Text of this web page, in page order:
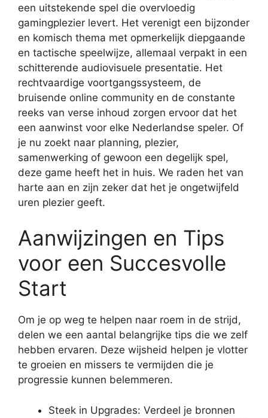
een uitstekende spel die overvloedig
gamingplezier levert. Het verenigt een bijzonder
en komisch thema met opmerkelijk diepgaande
en tactische speelwijze, allemaal verpakt in een
schitterende audiovisuele presentatie. Het
rechtvaardige voortgangssysteem, de
bruisende online community en de constante
reeks van verse inhoud zorgen ervoor dat het
een aanwinst voor elke Nederlandse speler. Of
je nu zoekt naar planning, plezier,
samenwerking of gewoon een degelijk spel,
deze game heeft het in huis. We raden het van
harte aan en zijn zeker dat het je ongetwijfeld
uren plezier geeft.
Aanwijzingen en Tips
voor een Succesvolle
Start
Om je op weg te helpen naar roem in de strijd,
delen we een aantal belangrijke tips die we zelf
hebben ervaren. Deze wijsheid helpen je vlotter
te groeien en missers te vermijden die je
progressie kunnen belemmeren.
Steek in Upgrades: Verdeel je bronnen